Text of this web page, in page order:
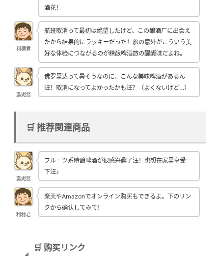
酒花！
利穗君
航班取消って最初は絶望したけど、この酿酒厂に出会え
たから結果的にラッキーだった！旅の意外がこういう美
好な体验につながるのが精酿啤酒旅の醍醐味だよね。
露妮酱
佛罗里达って暑そうなのに、こんな美味啤酒があるん
汪！取消になってよかったかも汪？（よくないけど…）
🛒 推荐関連商品
露妮酱
フルーツ系精酿啤酒が很感兴趣了汪！也想在家里享受一
下汪♪
利穗君
楽天やAmazonでオンライン购买もできるよ。下のリン
クから确认してみて！
🛒 购买リンク